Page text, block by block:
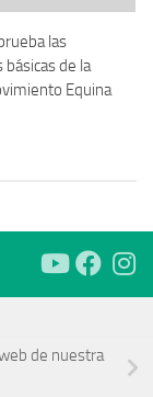
las
básicas de la
Equina
de nuestra